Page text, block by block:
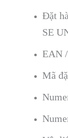
Đặt
SE
EAN
Mã